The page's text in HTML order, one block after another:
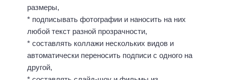
размеры,
* подписывать фотографии и наносить на них
любой текст разной прозрачности,
* составлять коллажи нескольких видов и
автоматически переносить подписи с одного на
другой,